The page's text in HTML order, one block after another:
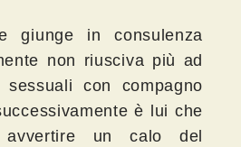
giunge in consulenza
non riusciva più ad
con compagno
è lui che
un calo del